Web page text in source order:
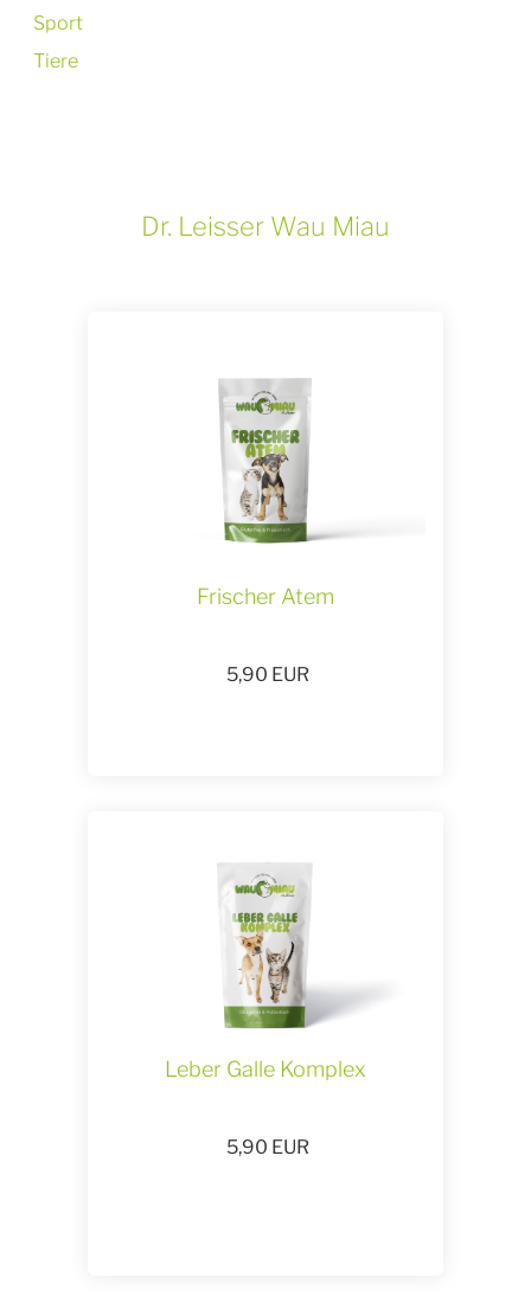
Sport
Tiere
Dr. Leisser Wau Miau
Frischer Atem
5,90 EUR
Leber Galle Komplex
5,90 EUR